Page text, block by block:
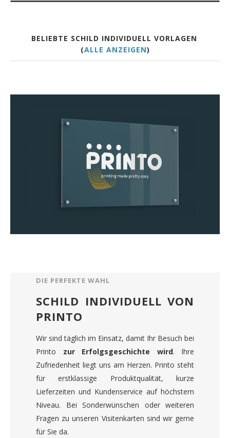
BELIEBTE SCHILD INDIVIDUELL VORLAGEN
(ALLE ANZEIGEN)
DIE PERFEKTE WAHL
SCHILD INDIVIDUELL VON
PRINTO
Wir sind täglich im Einsatz, damit Ihr Besuch bei
Printo zur Erfolgsgeschichte wird. Ihre
Zufriedenheit liegt uns am Herzen. Printo steht
für erstklassige Produktqualität, kurze
Lieferzeiten und Kundenservice auf höchstem
Niveau. Bei Sonderwünschen oder weiteren
Fragen zu unseren Visitenkarten sind wir gerne
für Sie da.